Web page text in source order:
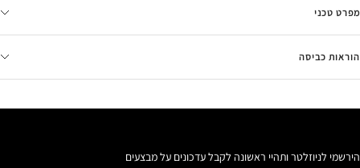
מפרט טכני
הוראות כביסה
הירשמי לניוזלטר ותהיי ראשונה לקבל עדכונים על מבצעים